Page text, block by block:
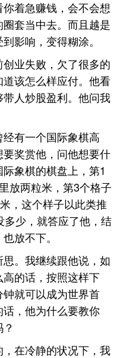
着急赚钱，会不会想
套当中去。而且越是
影响，变得糊涂。
业失败，欠了很多的
该怎么样应付。他看
人炒股盈利。他问我
有一个国际象棋高
奖赏他，问他想要什
象棋的棋盘上，第1
放两粒米，第3个格子
，这个样子以此类推
少，就答应了他，结
放不下。
。我继续跟他说，如
的话，按照这样下
就可以成为世界首
，他为什么要教你
在冷静的状况下，我